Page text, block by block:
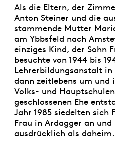
Als die Eltern, der
Anton Steiner und die
stammende Mutter
am Ybbsfeld nach
einziges Kind, der Sohn
besuchte von 1944 bis
Lehrerbildungsanstalt
dann zeitlebens um und
Volks- und
geschlossenen Ehe
Jahr 1985 siedelten sich
Frau in Ardagger an
ausdrücklich als daheim.